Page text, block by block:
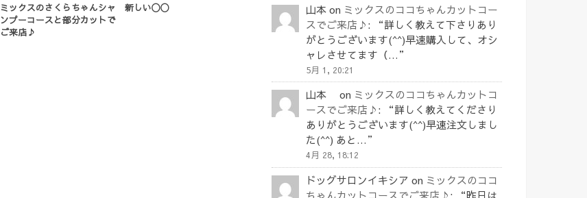
ミックスのさくらちゃんシャ
ンプーコースと部分カットで
ご来店♪
新しい〇〇 山本 on ミックスのココちゃんカットコー
スでご来店♪ : “詳しく教えて下さりあり
がとうございます(^^)早速購入して、オシ
ャレさせてます（… ”
5月 1, 20:21
山本 on ミックスのココちゃんカットコ
ースでご来店♪ : “詳しく教えてくださり
ありがとうございます(^^)早速注文しまし
た(^^) あと… ”
4月 28, 18:12
ドッグサロンイキシア on ミックスのココ